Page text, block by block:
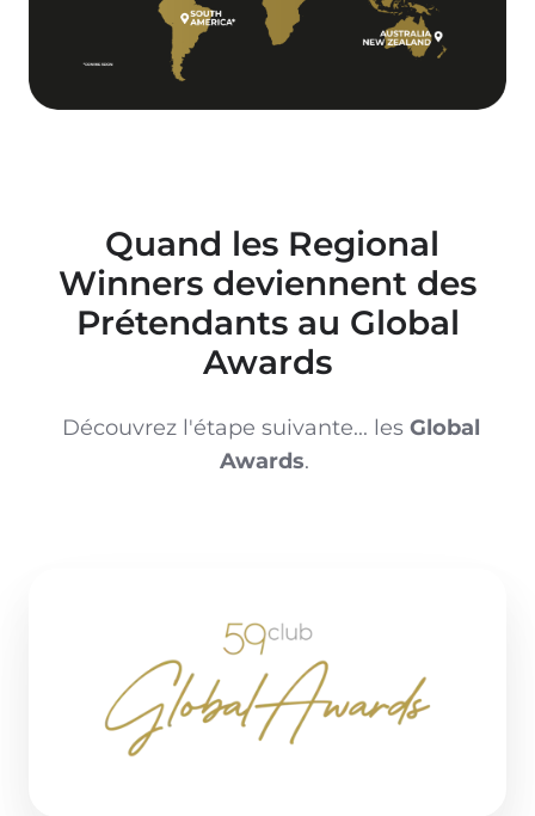
Quand les Regional
Winners deviennent des
Prétendants au Global
Awards
Découvrez l'étape suivante... lesGlobal
Awards.